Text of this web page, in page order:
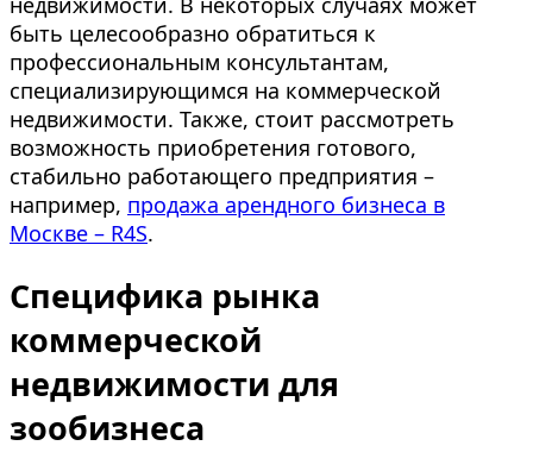
быть целесообразно обратиться к
профессиональным консультантам,
специализирующимся на коммерческой
недвижимости. Также, стоит рассмотреть
возможность приобретения готового,
стабильно работающего предприятия –
например, продажа арендного бизнеса в
Москве – R4S.
Специфика рынка
коммерческой
недвижимости для
зообизнеса